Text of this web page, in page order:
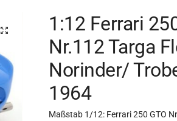
1:12 Ferrari
Nr.112 Targa
Norinder/
1964
Maßstab 1/12: Ferrari 250 GTO